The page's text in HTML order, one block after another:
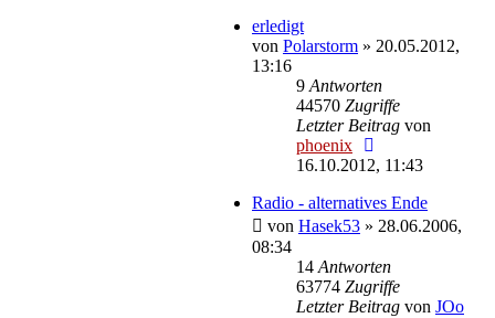
erledigt
von Polarstorm » 20.05.2012,
13:16
9 Antworten
44570 Zugriffe
Letzter Beitrag von
phoenix
16.10.2012, 11:43
Radio - alternatives Ende
von Hasek53 » 28.06.2006,
08:34
14 Antworten
63774 Zugriffe
Letzter Beitrag von JOo